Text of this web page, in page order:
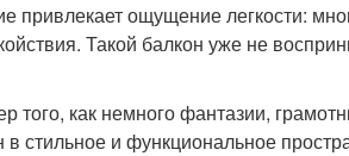
привлекает ощущение легкости:
Такой балкон уже не
того, как немного фантазии,
стильное и функциональное